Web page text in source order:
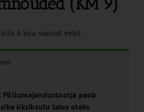
6 kuu vanust veist.
Põllumajandustootja peab
üksiksulu laius oleks